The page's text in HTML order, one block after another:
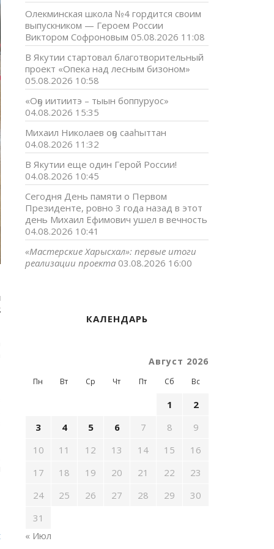
Олекминская школа №4 гордится своим
выпускником — Героем России
Виктором Софроновым 05.08.2026 11:08
В Якутии стартовал благотворительный
проект «Опека над лесным бизоном»
05.08.2026 10:58
«Оҕо иитиитэ – тыын боппуруос»
04.08.2026 15:35
Михаил Николаев оҕо сааһыттан
04.08.2026 11:32
В Якутии еще один Герой России!
04.08.2026 10:45
Сегодня День памяти о Первом
Президенте, ровно 3 года назад в этот
день Михаил Ефимович ушел в вечность
04.08.2026 10:41
«Мастерские Харысхал»: первые итоги
реализации проекта 03.08.2026 16:00
КАЛЕНДАРЬ
Август 2026
Пн Вт Ср Чт Пт Сб Вс
1
2
3
4 5 6 7 8
9
10
11 12 13 14 15
16
17
18 19 20 21 22
23
24
25 26 27 28 29
30
31
« Июл